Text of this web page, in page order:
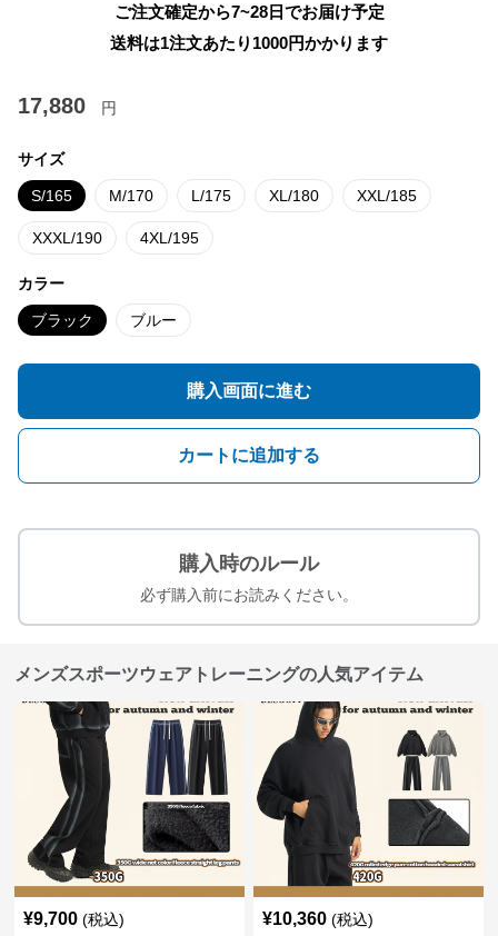
ご注文確定から7~28日でお届け予定
送料は1注文あたり 1000円かかります
17,880 円
サイズ
S/165 M/170 L/175 XL/180 XXL/185
XXXL/190 4XL/195
カラー
ブラック ブルー
購入画面に進む
カートに追加する
購入時のルール
必ず購入前にお読みください。
メンズスポーツウェアトレーニングの人気アイテム
¥9,700 (税込) ¥10,360 (税込)